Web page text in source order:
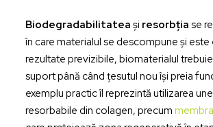
Biodegradabilitatea și resorbția se
în care materialul se descompune și este
rezultate previzibile, biomaterialul
suport până când țesutul nou își preia
exemplu practic îl reprezintă utilizarea
resorbabile din colagen, precum